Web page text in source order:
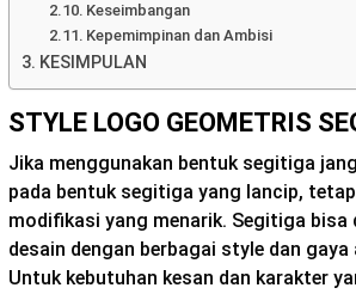
Keseimbangan
Kepemimpinan dan Ambisi
KESIMPULAN
STYLE LOGO GEOMETRIS
Jika menggunakan bentuk segitiga
pada bentuk segitiga yang lancip,
modifikasi yang menarik. Segitiga bisa
desain dengan berbagai style dan gaya
Untuk kebutuhan kesan dan karakter